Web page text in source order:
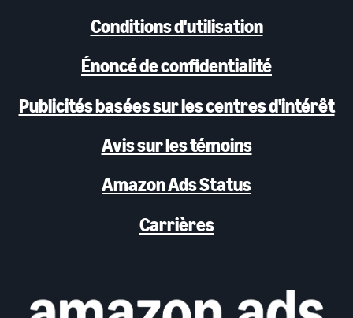
Conditions d'utilisation
Énoncé de confidentialité
Publicités basées sur les centres d'intérêt
Avis sur les témoins
Amazon Ads Status
Carrières